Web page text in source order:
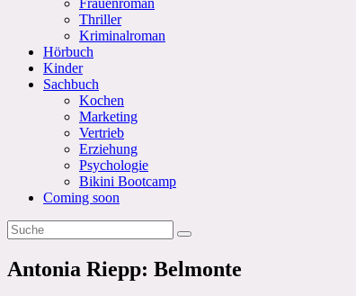
Frauenroman
Thriller
Kriminalroman
Hörbuch
Kinder
Sachbuch
Kochen
Marketing
Vertrieb
Erziehung
Psychologie
Bikini Bootcamp
Coming soon
Antonia Riepp: Belmonte